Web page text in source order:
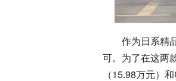
作为日系精
可。为了在这两
（15.98万元）